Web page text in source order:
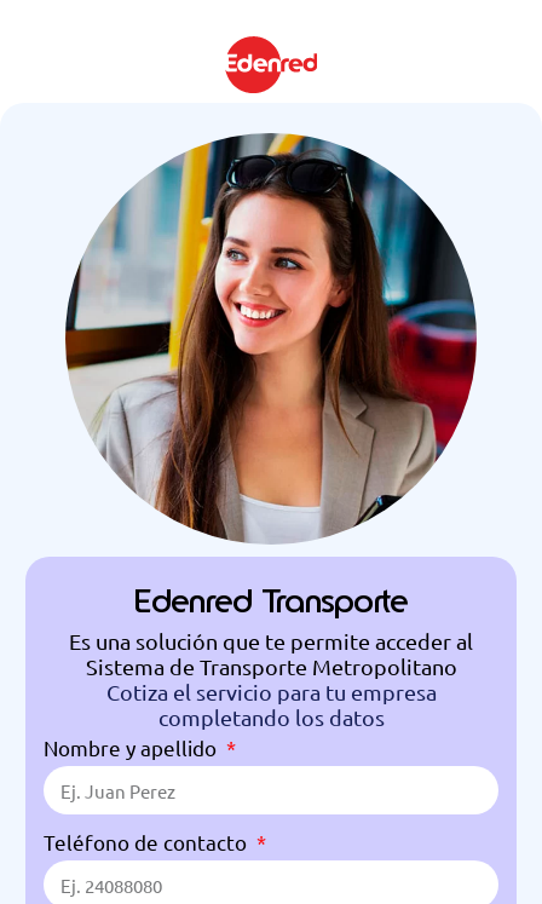
Edenred Transporte
Es una solución que te permite acceder al
Sistema de Transporte Metropolitano
Cotiza el servicio para tu empresa
completando los datos
Nombre y apellido
Teléfono de contacto